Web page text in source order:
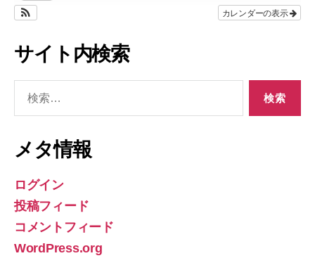
カレンダーの表示
サイト内検索
メタ情報
ログイン
投稿フィード
コメントフィード
WordPress.org